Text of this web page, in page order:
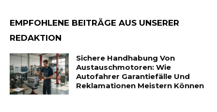
EMPFOHLENE BEITRÄGE AUS UNSERER
REDAKTION
Sichere Handhabung Von
Austauschmotoren: Wie
Autofahrer Garantiefälle Und
Reklamationen Meistern Können